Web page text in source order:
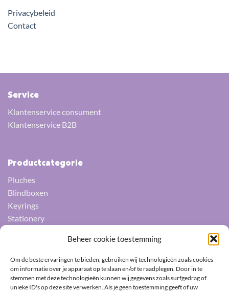
Beheer cookie toestemming
Om de beste ervaringen te bieden, gebruiken wij technologieën zoals cookies
om informatie over je apparaat op te slaan en/of te raadplegen. Door in te
stemmen met deze technologieën kunnen wij gegevens zoals surfgedrag of
unieke ID's op deze site verwerken. Als je geen toestemming geeft of uw
Privacybeleid
Contact
Service
Klantenservice consument
Klantenservice B2B
Productcategorie
Pluches
Blindboxen
Keyrings
Stationery
Umbrellas
Fans
Pin badges